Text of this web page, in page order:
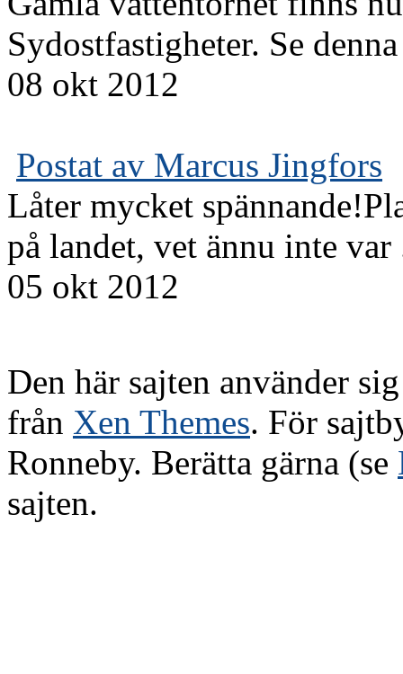
Sydostfastigheter. Se
08 okt 2012
Postat av Marcus Jingfors
Låter mycket
på landet, vet ännu inte var
05 okt 2012
Den här sajten använder
från Xen Themes. För
Ronneby. Berätta gärna (se
sajten.